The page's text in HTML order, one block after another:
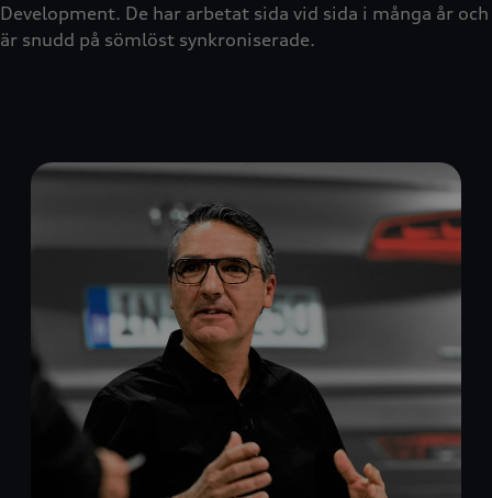
Development. De har arbetat sida vid sida i många år och
är snudd på sömlöst synkroniserade.